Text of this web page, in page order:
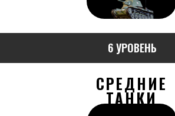
6 УРОВЕНЬ
СРЕДНИЕ
ТАНКИ